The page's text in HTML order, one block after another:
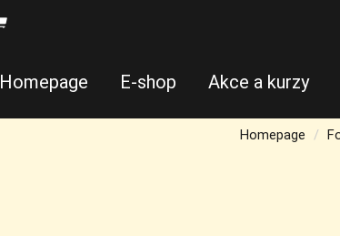
Homepage E-shop Akce a kurzy
Homepage